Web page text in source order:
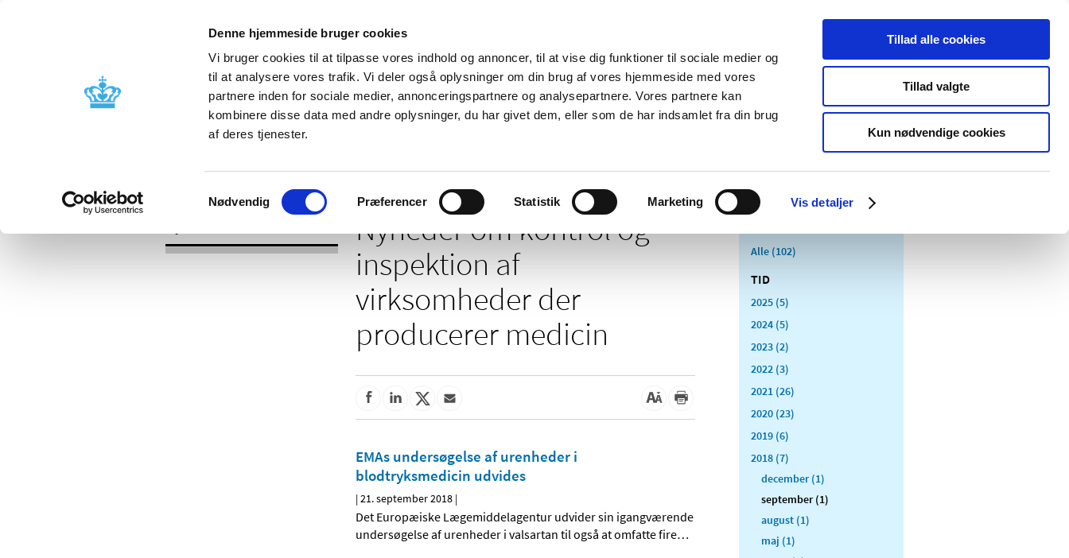
Denne hjemmeside bruger cookies
Vi bruger cookies til at tilpasse vores indhold og annoncer, til at vise dig funktioner til sociale medier og
til at analysere vores trafik. Vi deler også oplysninger om din brug af vores hjemmeside med vores
partnere inden for sociale medier, annonceringspartnere og analysepartnere. Vores partnere kan
kombinere disse data med andre oplysninger, du har givet dem, eller som de har indsamlet fra din brug
af deres tjenester.
Samtykkevalg
Nødvendig Præferencer Statistik Marketing Vis detaljer
Tillad alle cookies
Tillad valgte
Kun nødvendige cookies
Nyheder Om os Kontakt Udgivelser
Godkendelse og
Bivirkninger og
produktinformation
Tilskud og
Apoteker og salg af
Medicinsk
Særlige
produktområder
Nyheder om kontrol og
inspektion af
virksomheder der
producerer medicin
EMAs undersøgelse af urenheder i
blodtryksmedicin udvides
|21. september 2018 |
Det Europæiske Lægemiddelagentur udvider sin igangværende
undersøgelse af urenheder i valsartan til også at omfatte fire…
Alle (102)
TID
2025 (5)
2024 (5)
2023 (2)
2022 (3)
2021 (26)
2020 (23)
2019 (6)
2018 (7)
december (1)
september (1)
august (1)
maj (1)